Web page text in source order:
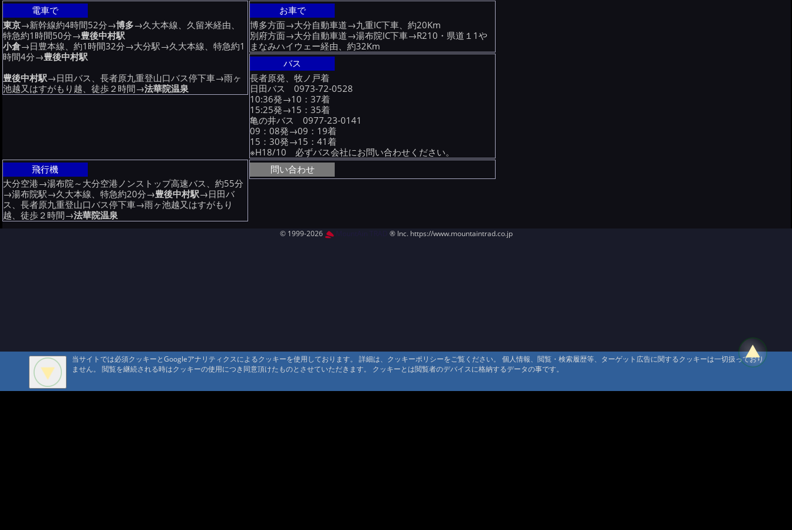
電車で
東京→新幹線約4時間52分→博多→久大本線、久留米経由、
特急約1時間50分→豊後中村駅
小倉→日豊本線、約1時間32分→大分駅→久大本線、特急約1
時間4分→豊後中村駅
豊後中村駅→日田バス、長者原九重登山口バス停下車→雨ヶ
池越又はすがもり越、徒歩２時間→法華院温泉
お車で
博多方面→大分自動車道→九重IC下車、約20Km
別府方面→大分自動車道→湯布院IC下車→R210・県道１1や
まなみハイウェー経由、約32Km
バス
長者原発、牧ノ戸着
日田バス 0973-72-0528
10:36発→10：37着
15:25発→15：35着
亀の井バス 0977-23-0141
09：08発→09：19着
15：30発→15：41着
※H18/10 必ずバス会社にお問い合わせください。
飛行機
大分空港→湯布院～大分空港ノンストップ高速バス、約55分
→湯布院駅→久大本線、特急約20分→豊後中村駅→日田バ
ス、長者原九重登山口バス停下車→雨ヶ池越又はすがもり
越、徒歩２時間→法華院温泉
問い合わせ
© 1999-2026 MountAin TRAD ® Inc. https://www.mountaintrad.co.jp
当サイトでは必須クッキーとGoogleアナリティクスによるクッキーを使用しております。 詳細は、クッキーポリシーをご覧ください。 個人情報、閲覧・検索履歴等、ターゲット広告に関するクッキーは一切扱っており
ません。 閲覧を継続される時はクッキーの使用につき同意頂けたものとさせていただきます。 クッキーとは閲覧者のデバイスに格納するデータの事です。